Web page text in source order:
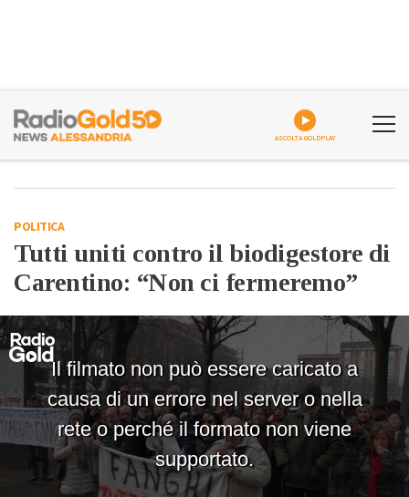
ASCOLTA GOLDPLAY
POLITICA
Tutti uniti contro il biodigestore di
Carentino: “Non ci fermeremo”